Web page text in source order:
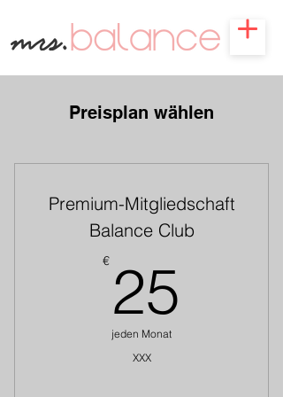
Preisplan wählen
Premium-Mitgliedschaft
Balance Club
€ 25
jeden Monat
XXX